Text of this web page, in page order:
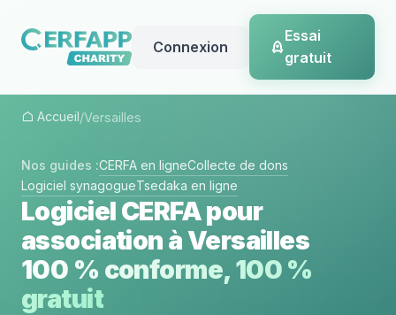
Connexion
Essai
gratuit
Accueil/Versailles
Nos guides :CERFA en ligneCollecte de dons
Logiciel synagogueTsedaka en ligne
Logiciel CERFA pour
association à Versailles
100 % conforme, 100 %
gratuit